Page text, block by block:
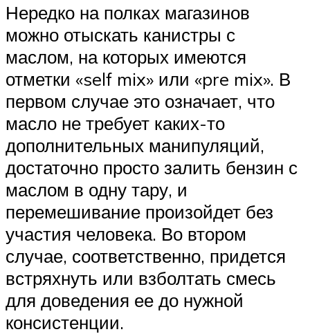
Нередко на полках магазинов
можно отыскать канистры с
маслом, на которых имеются
отметки «self mix» или «pre mix». В
первом случае это означает, что
масло не требует каких-то
дополнительных манипуляций,
достаточно просто залить бензин с
маслом в одну тару, и
перемешивание произойдет без
участия человека. Во втором
случае, соответственно, придется
встряхнуть или взболтать смесь
для доведения ее до нужной
консистенции.